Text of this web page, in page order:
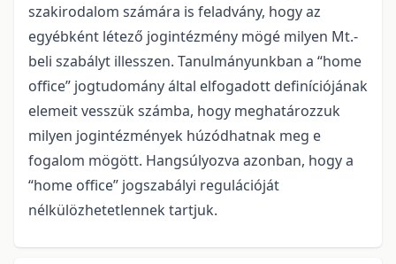
szakirodalom számára is feladvány, hogy az
egyébként létező jogintézmény mögé milyen Mt.-
beli szabályt illesszen. Tanulmányunkban a “home
office” jogtudomány által elfogadott definíciójának
elemeit vesszük számba, hogy meghatározzuk
milyen jogintézmények húzódhatnak meg e
fogalom mögött. Hangsúlyozva azonban, hogy a
“home office” jogszabályi regulációját
nélkülözhetetlennek tartjuk.